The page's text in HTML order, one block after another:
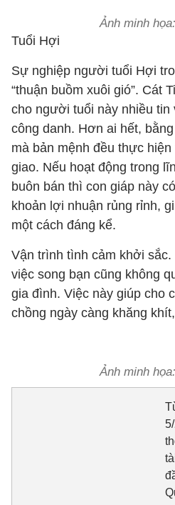
Ảnh minh
Tuổi Hợi
Sự nghiệp người tuổi Hợi
“thuận buồm xuôi gió”. Cát
cho người tuổi này nhiều
công danh. Hơn ai hết,
mà bản mệnh đều thực
giao. Nếu hoạt động trong
buôn bán thì con giáp này
khoản lợi nhuận rủng rỉnh,
một cách đáng kể.
Vận trình tình cảm khởi
việc song bạn cũng không
gia đình. Việc này giúp cho
chồng ngày càng khăng
Ảnh minh